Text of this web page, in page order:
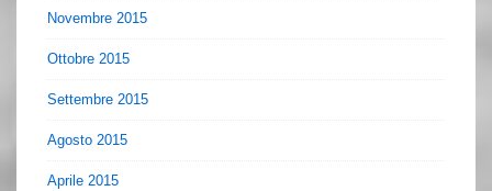
Novembre 2015
Ottobre 2015
Settembre 2015
Agosto 2015
Aprile 2015